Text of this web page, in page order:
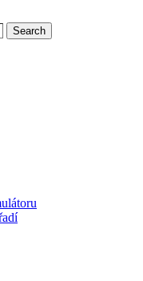
Search